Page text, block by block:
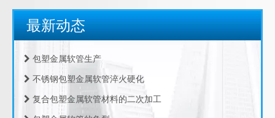
最新动态
江苏京生管业有限公司危险废物管理制度公司
包塑金属软管的制造工艺
包塑金属软管生产
不锈钢包塑金属软管淬火硬化
复合包塑金属软管材料的二次加工
包塑金属软管的龟裂